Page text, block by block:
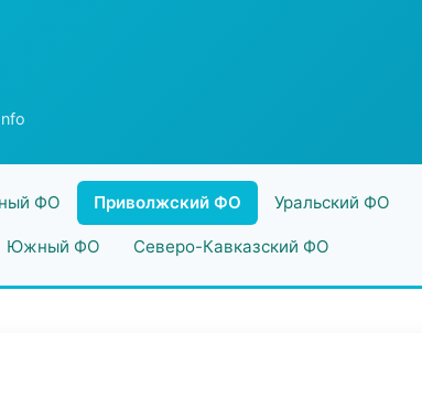
ФО Приволжский ФО Уральский ФО
Южный ФО Северо-Кавказский ФО